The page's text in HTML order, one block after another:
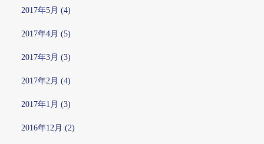
2017年5月 (4)
2017年4月 (5)
2017年3月 (3)
2017年2月 (4)
2017年1月 (3)
2016年12月 (2)